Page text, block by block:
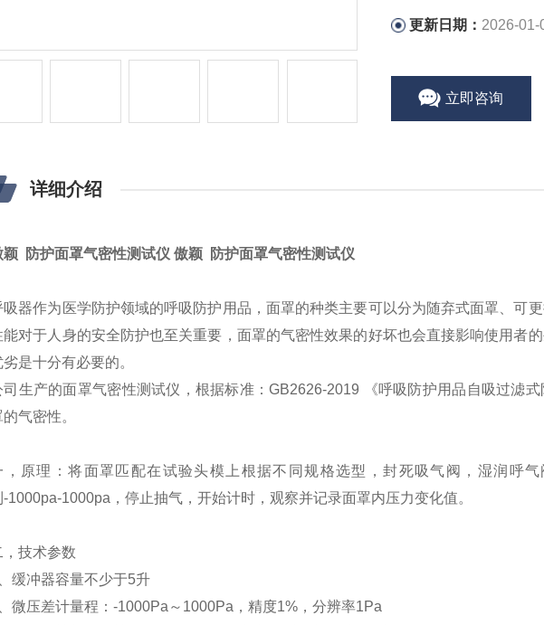
更新日期： 2026-01-
立即咨询
详细介绍
颖 防护面罩气密性测试仪 傲颖 防护面罩气密性测试仪
吸器作为医学防护领域的呼吸防护用品，面罩的种类主要可以分为随弃式面罩、可
能对于人身的安全防护也至关重要，面罩的气密性效果的好坏也会直接影响使用者
劣是十分有必要的。
司生产的面罩气密性测试仪，根据标准：GB2626-2019
《呼吸防护用品自吸过滤
气密性。
，原理：将面罩匹配在试验头模上根据不同规格选型，封死吸气阀，湿润呼
-1000pa-1000pa ，停止抽气，开始计时，观察并记录面罩内压力变化值。
，技术参数
、缓冲器容量不少于5升
、微压差计量程 ：-1000Pa ～ 1000Pa ，精度1% ，分辨率1Pa